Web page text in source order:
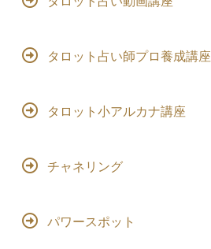
タロット占い師プロ養成講座
タロット小アルカナ講座
チャネリング
パワースポット